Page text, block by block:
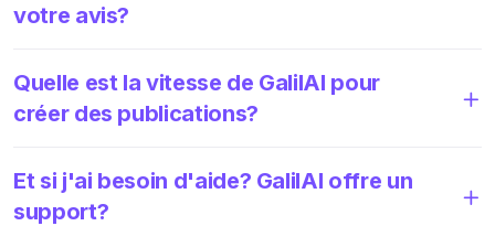
votre avis?
Quelle est la vitesse de GalilAI pour
créer des publications?
Et si j'ai besoin d'aide? GalilAI offre un
support?